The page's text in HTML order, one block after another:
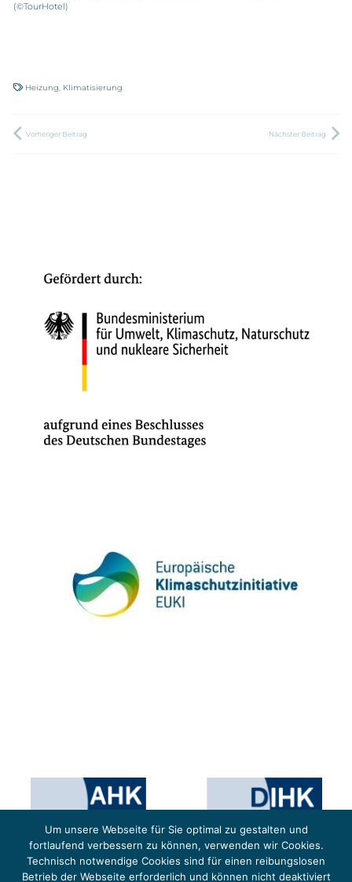
(©TourHotel)
Heizung Klimatisierung
Vorheriger Beitrag Nächster Beitrag
Um unsere Webseite für Sie optimal zu gestalten und
fortlaufend verbessern zu können, verwenden wir Cookies.
Technisch notwendige Cookies sind für einen reibungslosen
Betrieb der Webseite erforderlich und können nicht deaktiviert